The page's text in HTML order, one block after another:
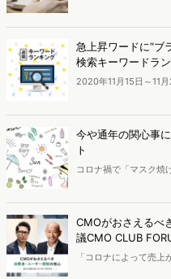
市場は大きく成長。
層高まりつつあります
価値観やニーズが変化
求められています。ヴ
境EC市場に着目し、
ションズの2社と共に
境EC ～重要ポイント
ーション戦略を解説し
す。
急上昇ワードに“ブ
検索キーワードラ
2020年11月15日～11
フライデー 2020」に
ライデー」は11月第4
店舗などで大幅な値引
サイトや店舗もあるこ
「全国の30万人規模の
ユーザー属性情報を用
eMark+」を使用し、
今や通年の関心事
ト
コロナ禍で「マスク焼
ケアは今や通年の関
も、日焼け止めや日傘
グストアで見かけるよ
性はどのような時に紫
20歳以上の女性に紫外
Web行動ログデータ
CMOがおさえるべ
議CMO CLUB
「コロナによって売
て本当でしょうか。